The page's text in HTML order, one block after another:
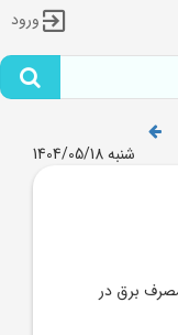
ورود
شنبه 1404/05/18